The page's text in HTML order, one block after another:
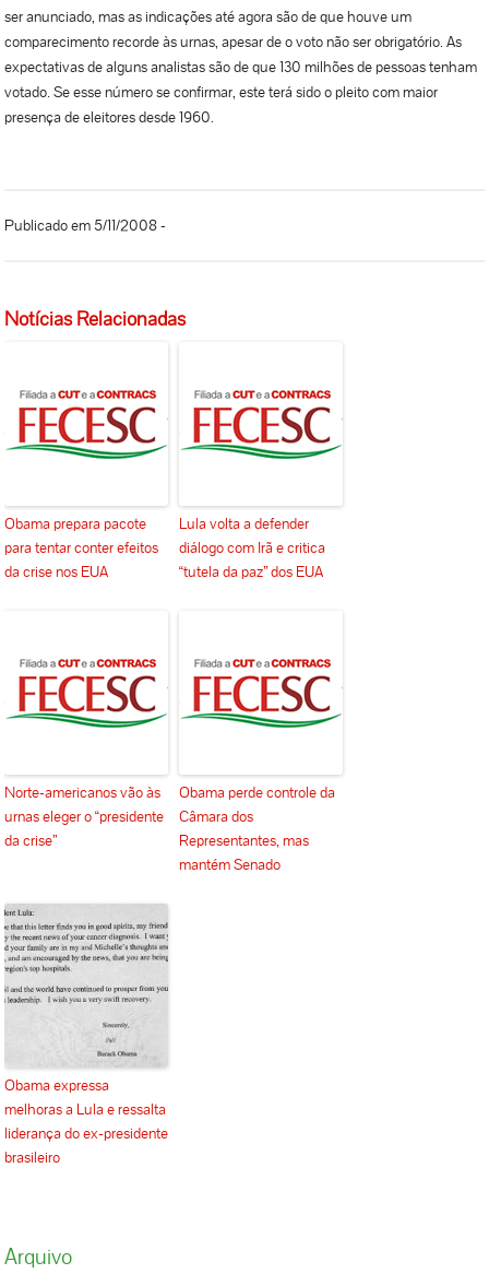
ser anunciado, mas as indicações até agora são de que houve um
comparecimento recorde às urnas, apesar de o voto não ser obrigatório. As
expectativas de alguns analistas são de que 130 milhões de pessoas tenham
votado. Se esse número se confirmar, este terá sido o pleito com maior
presença de eleitores desde 1960.
Publicado em 5/11/2008 -
Notícias Relacionadas
Obama prepara pacote
para tentar conter efeitos
da crise nos EUA
Lula volta a defender
diálogo com Irã e critica
“tutela da paz” dos EUA
Norte-americanos vão às
urnas eleger o “presidente
da crise”
Obama perde controle da
Câmara dos
Representantes, mas
mantém Senado
Obama expressa
melhoras a Lula e ressalta
liderança do ex-presidente
brasileiro
Arquivo